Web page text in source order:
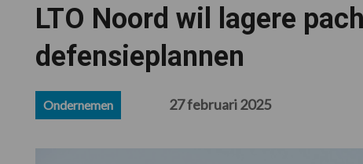
LTO Noord wil lagere
defensieplannen
Ondernemen 27 februari 2025